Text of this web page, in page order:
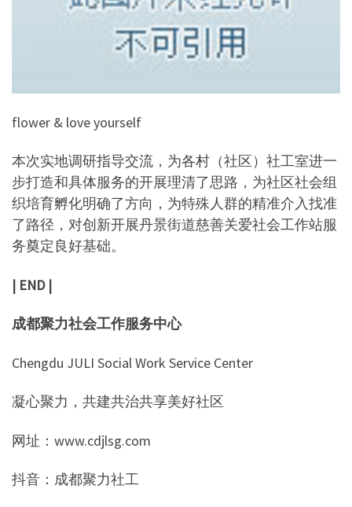
flower & love yourself
本次实地调研指导交流，为各村（社区）社工室进一
步打造和具体服务的开展理清了思路，为社区社会组
织培育孵化明确了方向，为特殊人群的精准介入找准
了路径，对创新开展丹景街道慈善关爱社会工作站服
务奠定良好基础。
| END |
成都聚力社会工作服务中心
Chengdu JULI Social Work Service Center
凝心聚力，共建共治共享美好社区
网址：www.cdjlsg.com
抖音：成都聚力社工